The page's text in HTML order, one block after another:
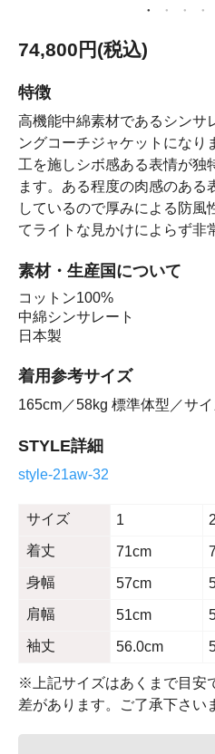
74,800円(税込)
特徴
高機能中綿素材であるシンサ
ングコーチジャケットになり
工を施しシボ感ある表情が独
ます。ある程度の肉感のある
しているので厚みによる防風
てライトな見かけによらず非
素材・生産国について
コットン100%
中綿シンサレート
日本製
着用参考サイズ
165cm／58kg 標準体型／サ
STYLE詳細
style-21aw-32
サイズ 1 2
着丈
71cm
身幅
57cm
肩幅
51cm
袖丈
56.0cm
※上記サイズはあくまで目安
差があります。ご了承下さい